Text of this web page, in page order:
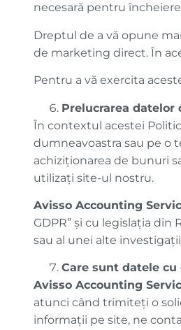
necesară pentru
Dreptul de a vă opune
de marketing direct. În
Pentru a vă exercita
Prelucrarea datelor
În contextul acestei
dumneavoastra sau pe o
achiziționarea de bunuri
utilizați site-ul nostru.
Avisso Accounting
GDPR” și cu legislația
sau al unei alte
Care sunt datele cu
Avisso Accounting
atunci când trimiteți o
informaţii pe site, ne